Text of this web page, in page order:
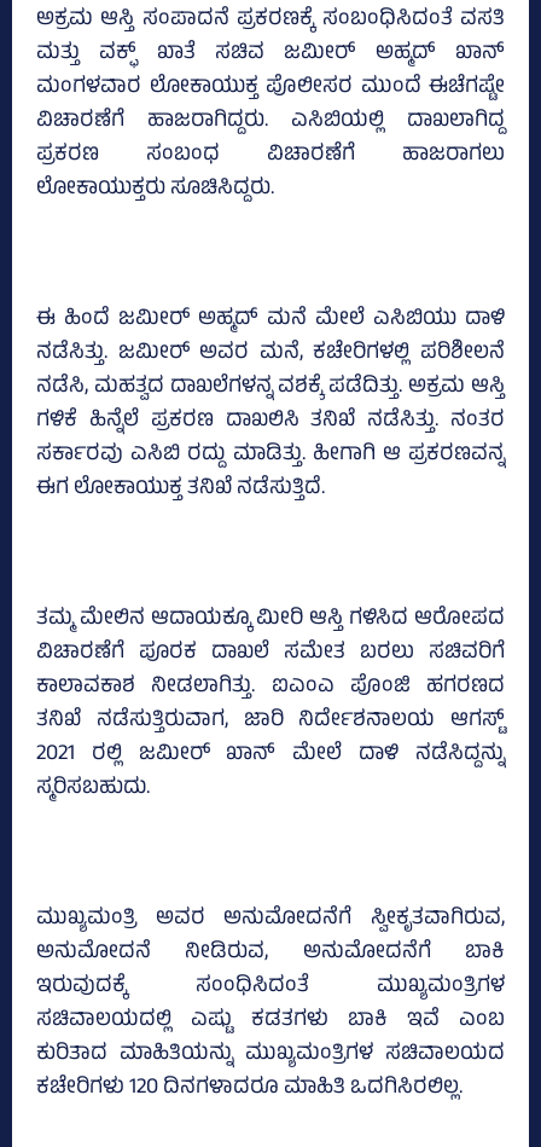
ಅಕ್ರಮ ಆಸ್ತಿ ಸಂಪಾದನೆ ಪ್ರಕರಣಕ್ಕೆ ಸಂಬಂಧಿಸಿದಂತೆ ವಸತಿ
ಮತ್ತು ವಕ್ಫ್ ಖಾತೆ ಸಚಿವ ಜಮೀರ್ ಅಹ್ಮದ್ ಖಾನ್
ಮಂಗಳವಾರ ಲೋಕಾಯುಕ್ತ ಪೊಲೀಸರ ಮುಂದೆ ಈಚೆಗಷ್ಟೇ
ವಿಚಾರಣೆಗೆ ಹಾಜರಾಗಿದ್ದರು. ಎಸಿಬಿಯಲ್ಲಿ ದಾಖಲಾಗಿದ್ದ
ಪ್ರಕರಣ ಸಂಬಂಧ ವಿಚಾರಣೆಗೆ ಹಾಜರಾಗಲು
ಲೋಕಾಯುಕ್ತರು ಸೂಚಿಸಿದ್ದರು.
ಈ ಹಿಂದೆ ಜಮೀರ್ ಅಹ್ಮದ್ ಮನೆ ಮೇಲೆ ಎಸಿಬಿಯು ದಾಳಿ
ನಡೆಸಿತ್ತು. ಜಮೀರ್ ಅವರ ಮನೆ, ಕಚೇರಿಗಳಲ್ಲಿ ಪರಿಶೀಲನೆ
ನಡೆಸಿ, ಮಹತ್ವದ ದಾಖಲೆಗಳನ್ನ ವಶಕ್ಕೆ ಪಡೆದಿತ್ತು. ಅಕ್ರಮ ಆಸ್ತಿ
ಗಳಿಕೆ ಹಿನ್ನೆಲೆ ಪ್ರಕರಣ ದಾಖಲಿಸಿ ತನಿಖೆ ನಡೆಸಿತ್ತು. ನಂತರ
ಸರ್ಕಾರವು ಎಸಿಬಿ ರದ್ದು ಮಾಡಿತ್ತು. ಹೀಗಾಗಿ ಆ ಪ್ರಕರಣವನ್ನ
ಈಗ ಲೋಕಾಯುಕ್ತ ತನಿಖೆ ನಡೆಸುತ್ತಿದೆ.
ತಮ್ಮ ಮೇಲಿನ ಆದಾಯಕ್ಕೂ ಮೀರಿ ಆಸ್ತಿ ಗಳಿಸಿದ ಆರೋಪದ
ವಿಚಾರಣೆಗೆ ಪೂರಕ ದಾಖಲೆ ಸಮೇತ ಬರಲು ಸಚಿವರಿಗೆ
ಕಾಲಾವಕಾಶ ನೀಡಲಾಗಿತ್ತು. ಐಎಂಎ ಪೊಂಜಿ ಹಗರಣದ
ತನಿಖೆ ನಡೆಸುತ್ತಿರುವಾಗ, ಜಾರಿ ನಿರ್ದೇಶನಾಲಯ ಆಗಸ್ಟ್
2021 ರಲ್ಲಿ ಜಮೀರ್ ಖಾನ್ ಮೇಲೆ ದಾಳಿ ನಡೆಸಿದ್ದನ್ನು
ಸ್ಮರಿಸಬಹುದು.
ಮುಖ್ಯಮಂತ್ರಿ ಅವರ ಅನುಮೋದನೆಗೆ ಸ್ವೀಕೃತವಾಗಿರುವ,
ಅನುಮೋದನೆ ನೀಡಿರುವ, ಅನುಮೋದನೆಗೆ ಬಾಕಿ
ಇರುವುದಕ್ಕೆ ಸಂಂಧಿಸಿದಂತೆ ಮುಖ್ಯಮಂತ್ರಿಗಳ
ಸಚಿವಾಲಯದಲ್ಲಿ ಎಷ್ಟು ಕಡತಗಳು ಬಾಕಿ ಇವೆ ಎಂಬ
ಕುರಿತಾದ ಮಾಹಿತಿಯನ್ನು ಮುಖ್ಯಮಂತ್ರಿಗಳ ಸಚಿವಾಲಯದ
ಕಚೇರಿಗಳು 120 ದಿನಗಳಾದರೂ ಮಾಹಿತಿ ಒದಗಿಸಿರಲಿಲ್ಲ.